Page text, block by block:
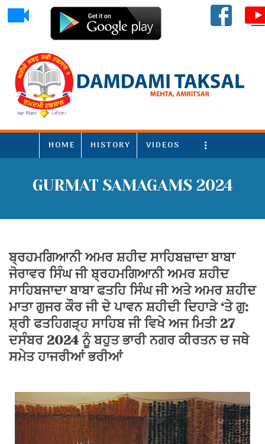
HOME HISTORY VIDEOS More
GURMAT SAMAGAMS 2024
ਬ੍ਰਹਮਗਿਆਨੀ ਅਮਰ ਸ਼ਹੀਦ ਸਾਹਿਬਜ਼ਾਦਾ ਬਾਬਾ
ਜੋਰਾਵਰ ਸਿੰਘ ਜੀ ਬ੍ਰਹਮਗਿਆਨੀ ਅਮਰ ਸ਼ਹੀਦ
ਸਾਹਿਬਜਾਦਾ ਬਾਬਾ ਫਤਹਿ ਸਿੰਘ ਜੀ ਅਤੇ ਅਮਰ ਸ਼ਹੀਦ
ਮਾਤਾ ਗੁਜਰ ਕੌਰ ਜੀ ਦੇ ਪਾਵਨ ਸ਼ਹੀਦੀ ਦਿਹਾੜੇ ‘ਤੇ ਗੁ:
ਸ਼੍ਰੀ ਫਤਹਿਗੜ੍ਹ ਸਾਹਿਬ ਜੀ ਵਿਖੇ ਅਜ ਮਿਤੀ 27
ਦਸੰਬਰ 2024 ਨੂੰ ਬਹੁਤ ਭਾਰੀ ਨਗਰ ਕੀਰਤਨ ਚ ਜਥੇ
ਸਮੇਤ ਹਾਜਰੀਆਂ ਭਰੀਆਂ